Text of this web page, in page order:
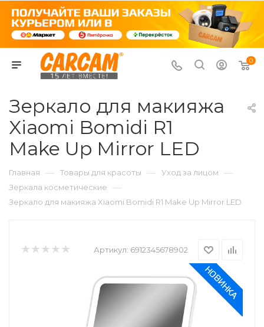
0
Зеркало для макияжа
Xiaomi Bomidi R1
Make Up Mirror LED
Главная — Товары для красоты — Уход за лицом —
Зеркала косметические —
Зеркало для макияжа Xiaomi Bomidi R1 Make Up Mirror LED
Артикул: 6912345678902